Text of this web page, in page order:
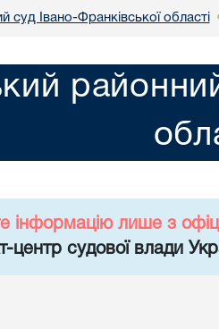
суд Івано-Франківської області
інформацію лише з
центр судової влади